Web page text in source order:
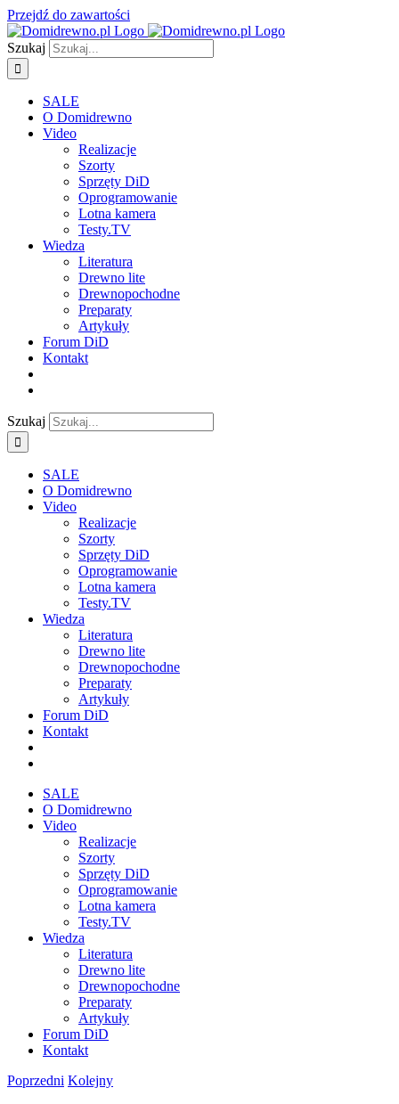
Przejdź do zawartości
Szukaj
SALE
O Domidrewno
Video
Realizacje
Szorty
Sprzęty DiD
Oprogramowanie
Lotna kamera
Testy.TV
Wiedza
Literatura
Drewno lite
Drewnopochodne
Preparaty
Artykuły
Forum DiD
Kontakt
Szukaj
SALE
O Domidrewno
Video
Realizacje
Szorty
Sprzęty DiD
Oprogramowanie
Lotna kamera
Testy.TV
Wiedza
Literatura
Drewno lite
Drewnopochodne
Preparaty
Artykuły
Forum DiD
Kontakt
SALE
O Domidrewno
Video
Realizacje
Szorty
Sprzęty DiD
Oprogramowanie
Lotna kamera
Testy.TV
Wiedza
Literatura
Drewno lite
Drewnopochodne
Preparaty
Artykuły
Forum DiD
Kontakt
Poprzedni Kolejny